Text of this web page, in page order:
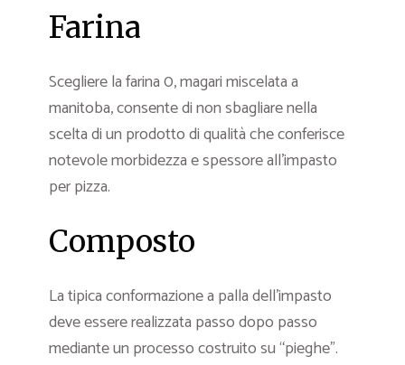
Farina
Scegliere la farina 0, magari miscelata a
manitoba, consente di non sbagliare nella
scelta di un prodotto di qualità che conferisce
notevole morbidezza e spessore all’impasto
per pizza.
Composto
La tipica conformazione a palla dell’impasto
deve essere realizzata passo dopo passo
mediante un processo costruito su “pieghe”.